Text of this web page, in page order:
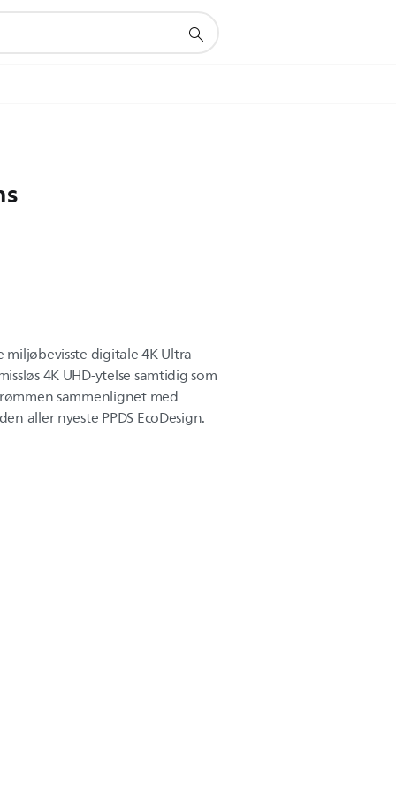
digitale 4K Ultra
4K UHD-ytelse samtidig som
sammenlignet med
aller nyeste PPDS EcoDesign.